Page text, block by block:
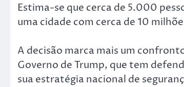
Estima-se que cerca de 5.000
uma cidade com cerca de 10
A decisão marca mais um
Governo de Trump, que tem
sua estratégia nacional de